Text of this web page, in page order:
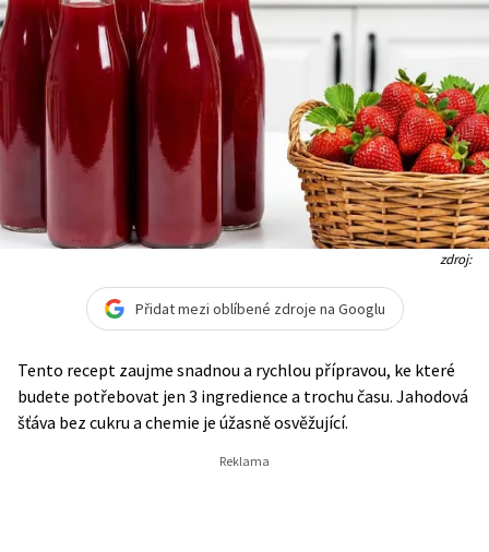
zdroj:
Přidat mezi oblíbené zdroje na Googlu
Tento recept zaujme snadnou a rychlou přípravou, ke které
budete potřebovat jen 3 ingredience a trochu času. Jahodová
šťáva bez cukru a chemie je úžasně osvěžující.